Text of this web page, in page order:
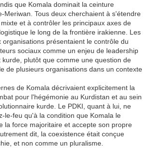
que Komala dominait la ceinture
Meriwan. Tous deux cherchaient à s'étendre
et à contrôler les principaux axes de
le long de la frontière irakienne. Les
organisations présentaient le contrôle du
sociaux comme un enjeu de leadership
kurde, plutôt que comme une question de
de plusieurs organisations dans un contexte
de Komala décrivaient explicitement la
pour l'hégémonie au Kurdistan et au sein
kurde. Le PDKI, quant à lui, ne
le-feu qu'à la condition que Komala le
la force majoritaire et accepte son propre
dit, la coexistence était conçue
et non comme un pluralisme.